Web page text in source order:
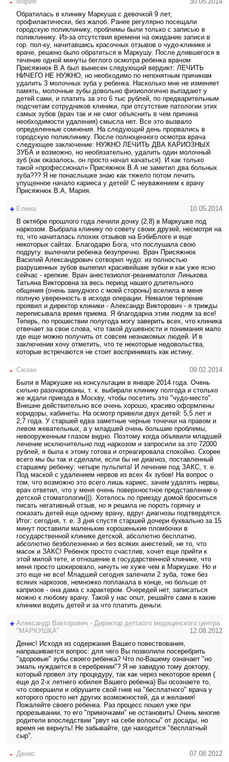
-
Обратилась в клинику Маркуша с девочкой 9 лет,
профилактически, без жалоб. Ранее регулярно посещали
городскую поликлинику, проблемы были только с записью в
поликлинику. Из-за отсутствия времени на ожидание записи в
гор. пол-ку, начитавшись красочных отзывов о чудо-клинике и
враче, решено было обратиться в Маркушу. После длившегося в
течение одной минуты беглого осмотра ребенка врачом
Присяжнюк В.А был вынесен следующий вердикт: ЛЕЧИТЬ
НИЧЕГО НЕ НУЖНО, но необходимо по непонятным причинам
удалить 3 молочных зуба у ребенка. Насколько мне не изменяет
память, молочные зубы довольно физиологично выпадают у
детей сами, и платить за это 6 тыс рублей, по предварительным
подсчетам сотрудников клиники, при отсутствие патологии этих
самых зубов (врач так и не смог объяснить в чем причина
необходимости удаления) смысла нет. Все это вызвало
определенные сомнения. На следующий день прорвались в
городскую поликлинику. После полноценного осмотра врача
следующее заключение: НУЖНО ЛЕЧИТЬ ДВА КАРИОЗНЫХ
ЗУБА и возможно, но необязательно, удалить один молочный
зуб (как оказалось, он просто начал качаться). И как только
такой «профессионал» Присяжнюк В.А не заметил два больных
зуба??? Я не понаслышке знаю как тяжело потом лечить
упущенное начало кариеса у детей! С неуважением к врачу
Присяжнюк В.А, Мария.
+ Елена
10.05.2014
В октябре прошлого года лечили дочку (2,8) в Маркушке под
наркозом. Выбрала клинику по совету своих друзей, несмотря на
то, что начиталась плохих отзывов на БэбиБлоге и еще
некоторых сайтах. Благодарю Бога, что послушала свою
подругу. вылечили ребенка безупречно. Врач Присяжнюк
Василий Александрович сотворил чудо: из полностью
разрушенных зубов вылепил красивейшие зубки и как уже ясно
сейчас - крепкие. Врач анестезиолог-реаниматолог Линькова
Татьяна Викторовна за весь период нашего длительного
общения (очень занудного с моей стороны) вселила в меня
полную уверенность в исходе операции. Немалое терпение
проявил и директор клиники - Александр Викторович - я трижды
переписывала время приема. Я благодарна этим людям за все!
Теперь, по прошествии полугода могу заверить всех, что клиника
отвечает за свои слова, что такой душевности и понимания мало
где еще можно получить от совсем незнакомых людей. И в
заключении хочу отметить, что те некоторые недовольства,
которые встречаются не стоит воспринимать как истину.
- Сюзан
09.02.2014
Были в Маркушке на консультации в январе 2014 года. Очень
сильно разочарованы, т. к. выбирали клинику полгода и столько
же ждали приезда в Москву, чтобы посетить это "чудо-место".
Внешне действительно все очень хорошо, красиво оформлены
коридоры, кабинеты. На осмотр привели двух детей: 5,5 лет и
2,7 года. У старшей едва заметные черные точечки на правом и
левом жевательных, а у младшей очень большие проблемы,
невооруженным глазом видно. Поэтому когда объявили младшей
лечение исключительно под наркозом и запросили за это 72000
рублей, я была к этому готова и отреагировала спокойно. Скорее
всего мы бы так и сделали, если бы не диагноз, поставленный
старшему ребенку: четыре пульпита! И лечение под ЗАКС, т. е.
Под маской с удалением нервов из всех 4х зубов! На вопрос о
том, что возможно это всего лишь кариес, зачем удалять нервы,
врач ответил, что у меня очень поверхностное представление о
детской стоматологии))). Хотелось по приезду домой броситься
писать негативный отзыв, но я решила не пороть горячку и
показать детей еще одному врачу, вдруг диагнозы подтвердятся.
Итог: сегодня, т. е. 3 дня спустя старшей дочери буквально за 15
минут поставили маленькие хорошенькие пломбочки в
государственной клинике детской, абсолютно бесплатно,
абсолютно безболезненно и без всяких анестезий, не то, что
масок и ЗАКС! Ребенок просто счастлив, хочет еще прийти к
этой милой тете, и отношение в государственной клинике, что
меня просто шокировало, ничуть не хуже чем в Маркушке. Но и
это еще не все! Младшей сегодня залечили 2 зуба, тоже без
всяких наркозов, немножко поплакала в конце, но больше от
капризов - она дама с характером. Очередей нет, записаться
можно к любому врачу. Такой у нас опыт, решайте сами в какие
клиники водить детей и за что платить деньги.
+ Александр Викторович - Директор детского медицинского центра
"МАРКУШКА"
12.08.2012
Денис! Исходя из содержания Вашего повествования,
напрашивается вопрос: для чего Вы позволили посеребрить
"здоровые" зубы своего ребенка? Что по-Вашему означает "но
эмаль нуждается в серебрении"? Я не завидую тому доктору,
который провел эту процедуру, так как через некоторое время (
еще до 2-х летнего юбилея Вашего ребенка) Вы осознаете то,
что совершили и обрушите свой гнев на "бесплатного" врача у
которого просто нет других возможностей, да и желания!
Пожалейте своего ребенка. Раз процесс пошел уже при
прорезывании, то его "примочками" не остановить! Очень многие
родители впоследствии "рвут на себе волосы" от досады, но
время не вернуть! Не забывайте, где находится "бесплатный
сыр".
- Денис
07.08.2012